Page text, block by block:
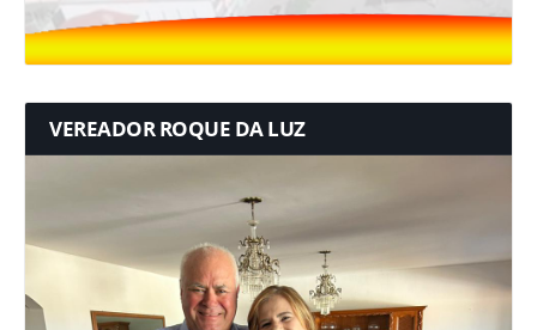
VEREADOR ROQUE DA LUZ